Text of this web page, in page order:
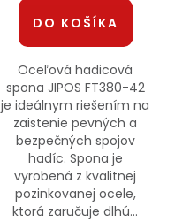
DO KOŠÍKA
Oceľová hadicová
spona JIPOS FT380-42
je ideálnym riešením na
zaistenie pevných a
bezpečných spojov
hadíc. Spona je
vyrobená z kvalitnej
pozinkovanej ocele,
ktorá zaručuje dlhú...